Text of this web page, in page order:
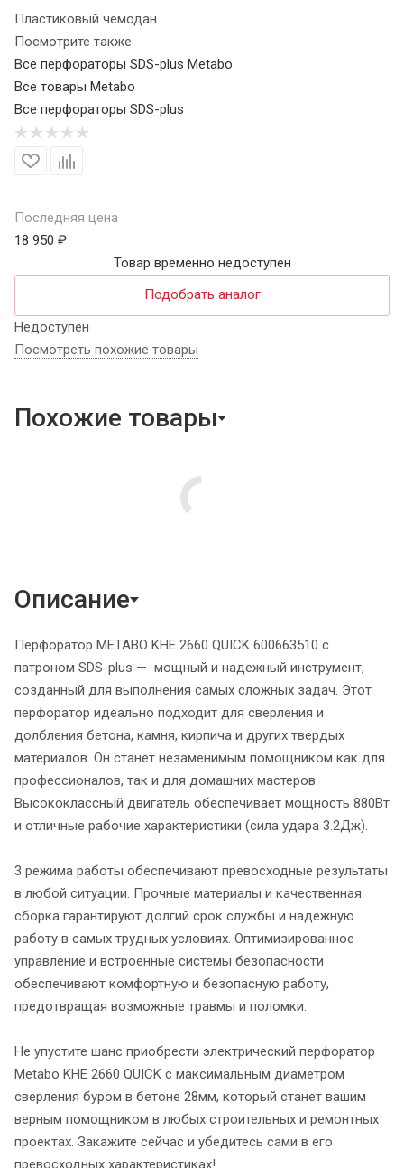
Пластиковый чемодан.
Посмотрите также
Все перфораторы SDS-plus Metabo
Все товары Metabo
Все перфораторы SDS-plus
Последняя цена
18 950 ₽
Товар временно недоступен
Подобрать аналог
Недоступен
Посмотреть похожие товары
Похожие товары
Описание
Перфоратор METABO KHE 2660 QUICK 600663510 с
патроном SDS-plus — мощный и надежный инструмент,
созданный для выполнения самых сложных задач. Этот
перфоратор идеально подходит для сверления и
долбления бетона, камня, кирпича и других твердых
материалов. Он станет незаменимым помощником как для
профессионалов, так и для домашних мастеров.
Высококлассный двигатель обеспечивает мощность 880Вт
и отличные рабочие характеристики (сила удара 3.2Дж).
3 режима работы обеспечивают превосходные результаты
в любой ситуации. Прочные материалы и качественная
сборка гарантируют долгий срок службы и надежную
работу в самых трудных условиях. Оптимизированное
управление и встроенные системы безопасности
обеспечивают комфортную и безопасную работу,
предотвращая возможные травмы и поломки.
Не упустите шанс приобрести электрический перфоратор
Metabo KHE 2660 QUICK с максимальным диаметром
сверления буром в бетоне 28мм, который станет вашим
верным помощником в любых строительных и ремонтных
проектах. Закажите сейчас и убедитесь сами в его
превосходных характеристиках!